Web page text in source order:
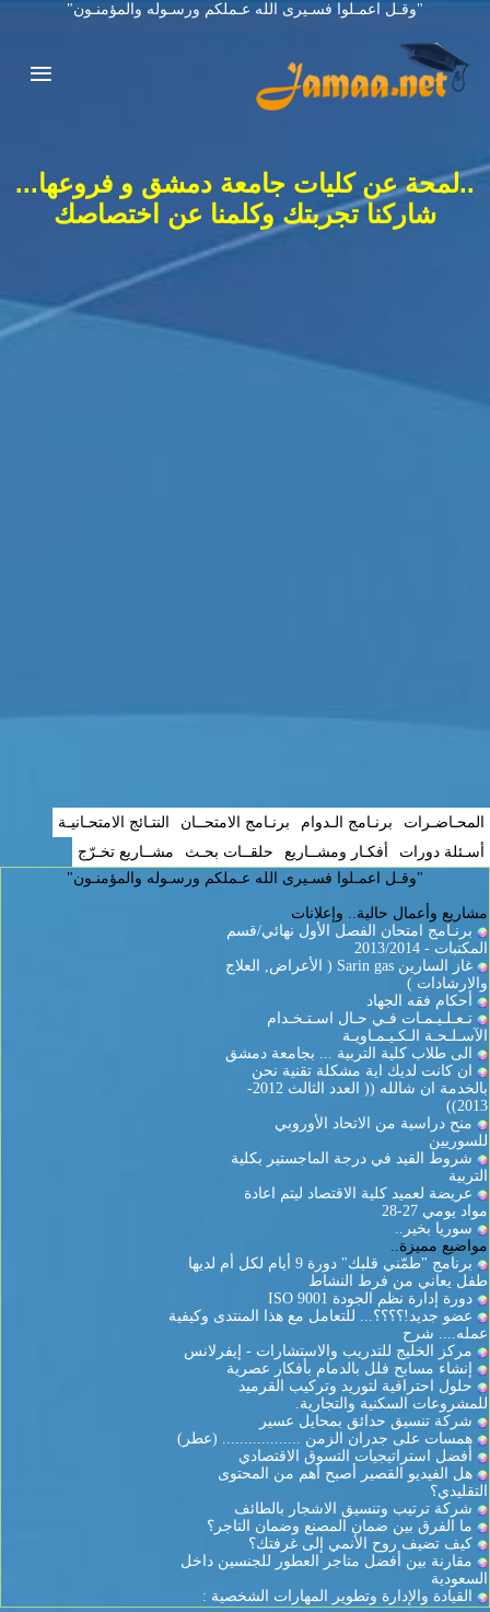
"وقـل اعمـلوا فسـيرى الله عـملكم ورسـوله والمؤمنـون"
..لمحة عن كليات جامعة دمشق و فروعها...
شاركنا تجربتك وكلمنا عن اختصاصك
المحـاضـرات برنـامج الـدوام برنـامج الامتحــان
النتـائج الامتحـانيـة
أسـئلة دورات
أفكـار ومشــاريع حلقــات بحـث
مشــاريع تخـرّج
"وقـل اعمـلوا فسـيرى الله عـملكم ورسـوله والمؤمنـون"
مشاريع وأعمال حالية.. وإعلانات
برنـامج امتحان الفصل الأول نهائي/قسم
المكتبات - 2013/2014
غاز السارين Sarin gas ( الأعراض, العلاج
والارشادات )
أحكام فقه الجهاد
تـعـلـيـمـات فـي حـال اسـتـخـدام
الآسـلـحـة الـكـيـمـاويـة
الى طلاب كلية التربية ... بجامعة دمشق
ان كانت لديك اية مشكلة تقنية نحن
بالخدمة ان شالله (( العدد الثالث 2012-
2013))
منح دراسية من الاتحاد الأوروبي
للسوريين
شروط القيد في درجة الماجستير بكلية
التربية
عريضة لعميد كلية الاقتصاد ليتم اعادة
مواد يومي 27-28
سوريا بخير..
مواضيع مميزة..
برنامج "طمّني قلبك" دورة 9 أيام لكل أم لديها
طفل يعاني من فرط النشاط
دورة إدارة نظم الجودة ISO 9001
عضو جديد!؟؟؟؟... للتعامل مع هذا المنتدى وكيفية
عمله.... شرح
مركز الخليج للتدريب والاستشارات - إيفرلانس
إنشاء مسابح فلل بالدمام بأفكار عصرية
حلول احترافية لتوريد وتركيب القرميد
للمشروعات السكنية والتجارية.
شركة تنسيق حدائق بمحايل عسير
همسات على جدران الزمن .................. (عطر)
أفضل استراتيجيات التسوق الاقتصادي
هل الفيديو القصير أصبح أهم من المحتوى
التقليدي؟
شركة ترتيب وتنسيق الاشجار بالطائف
ما الفرق بين ضمان المصنع وضمان التاجر؟
كيف تضيف روح الأنمي إلى غرفتك؟
مقارنة بين أفضل متاجر العطور للجنسين داخل
السعودية
القيادة والإدارة وتطوير المهارات الشخصية :